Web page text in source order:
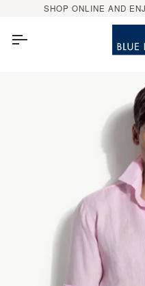
SHOP ONLINE AND